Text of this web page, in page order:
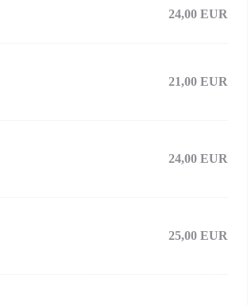
24,00 EUR
21,00 EUR
24,00 EUR
25,00 EUR